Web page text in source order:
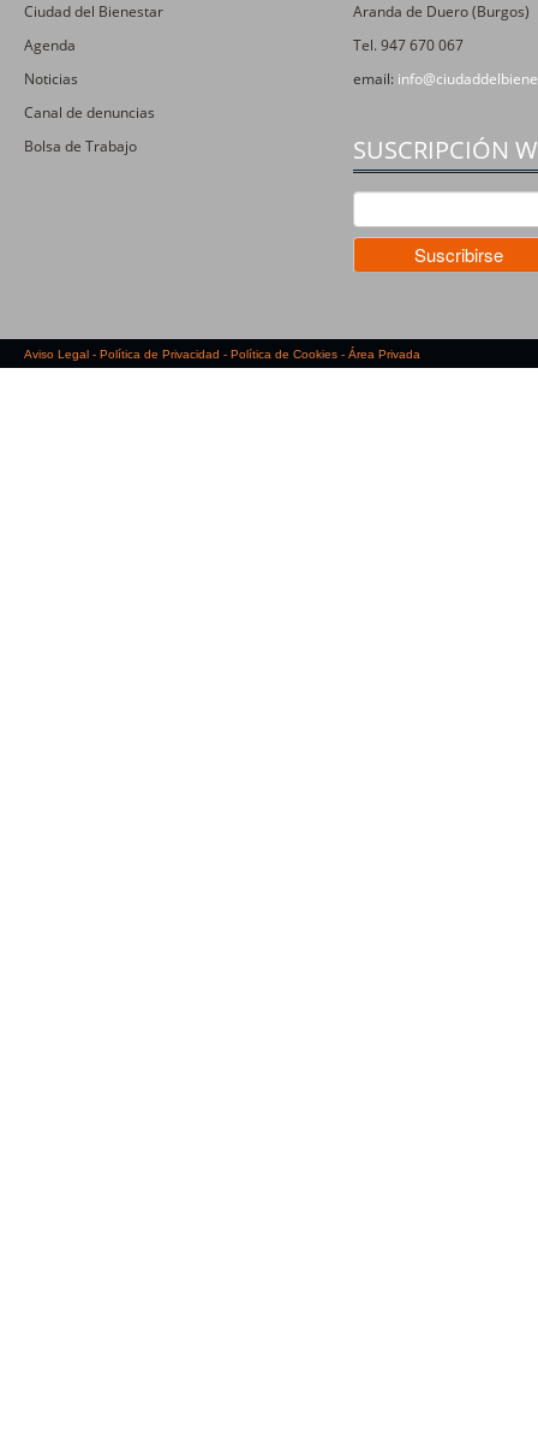
Ciudad del Bienestar
Agenda
Noticias
Canal de denuncias
Bolsa de Trabajo
Aranda de Duero (Burgos)
Tel. 947 670 067
email:
SUSCRIPCIÓN
Aviso Legal - Política de Privacidad - Política de Cookies - Área Privada